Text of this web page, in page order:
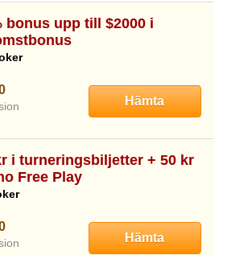
bonus upp till $2000 i
Hämta
i turneringsbiljetter + 50 kr
Free Play
Hämta